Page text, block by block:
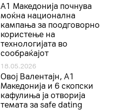
A1 Македонија почнува
моќна национална
кампања за поодговорно
користење на
технологијата во
сообраќајот
18.05.2026
Овој Валентајн, A1
Македонија и 6 скопски
кафулиња ја отворија
темата за safe dating